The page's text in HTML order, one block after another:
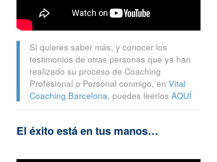
Si quieres saber más, y conocer los
testimonios de otras personas que ya han
realizado su proceso de Coaching
Profesional o Personal conmigo, en Vital
Coaching Barcelona, puedes leerlos AQUÍ
El éxito está en tus manos…